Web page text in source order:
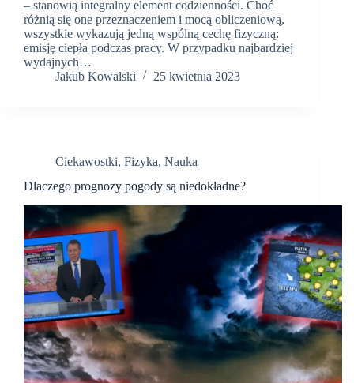
– stanowią integralny element codzienności. Choć
różnią się one przeznaczeniem i mocą obliczeniową,
wszystkie wykazują jedną wspólną cechę fizyczną:
emisję ciepła podczas pracy. W przypadku najbardziej
wydajnych…
Jakub Kowalski
25 kwietnia 2023
Ciekawostki, Fizyka, Nauka
Dlaczego prognozy pogody są niedokładne?